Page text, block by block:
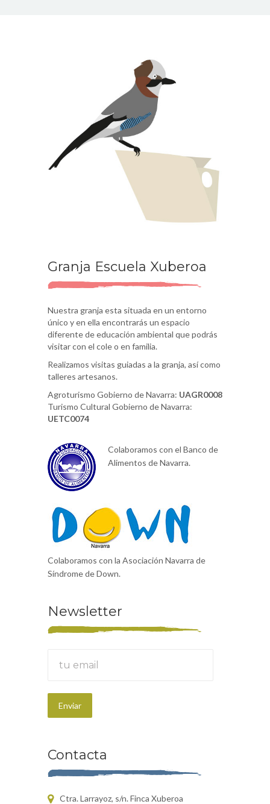
Granja Escuela Xuberoa
Nuestra granja esta situada en un entorno
único y en ella encontrarás un espacio
diferente de educación ambiental que podrás
visitar con el cole o en familia.
Realizamos visitas guiadas a la granja, así como
talleres artesanos.
Agroturismo Gobierno de Navarra: UAGR0008
Turismo Cultural Gobierno de Navarra:
UETC0074
Colaboramos con el Banco de
Alimentos de Navarra.
Colaboramos con la Asociación Navarra de
Síndrome de Down.
Newsletter
Contacta
Ctra. Larrayoz, s/n. Finca Xuberoa